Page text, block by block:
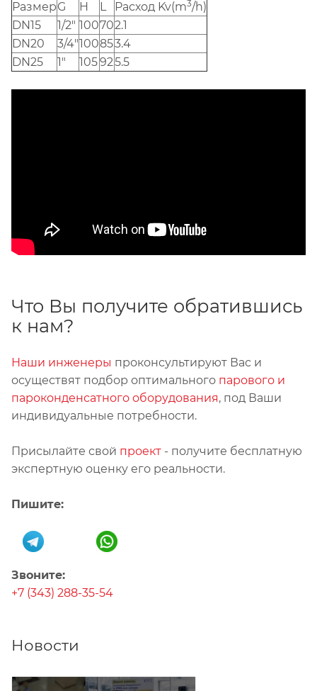
РазмерG H L Расход Kv(m3/h)
DN15
1/2" 100702.1
DN20
3/4"100853.4
DN25
1" 105925.5
Что Вы получите обратившись
к нам?
Наши инженеры проконсультируют Вас и
осуществят подбор оптимального парового и
пароконденсатного оборудования, под Ваши
индивидуальные потребности.
Присылайте свой проект - получите бесплатную
экспертную оценку его реальности.
Пишите:
Звоните:
+7 (343) 288-35-54
Новости